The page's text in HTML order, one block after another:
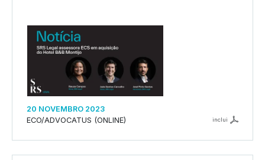
20 NOVEMBRO 2023
ECO/ADVOCATUS (ONLINE)
inclui